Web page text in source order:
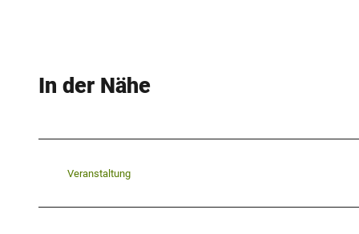
In der Nähe
Veranstaltung